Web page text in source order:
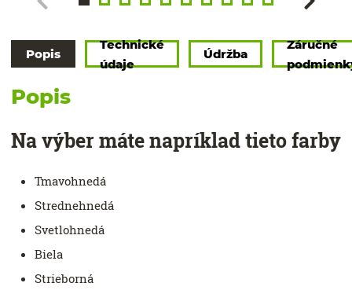
Popis
Technické
údaje
Údržba
Záručné
Popis
Na výber máte napríklad tieto farby
Tmavohnedá
Strednehnedá
Svetlohnedá
Biela
Strieborná